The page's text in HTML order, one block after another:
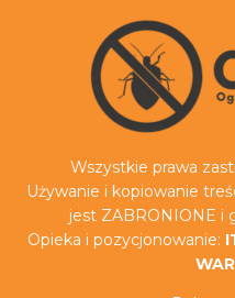
Wszystkie prawa
Używanie i kopiowanie
jest ZABRONIONE i
Opieka i pozycjonowanie: